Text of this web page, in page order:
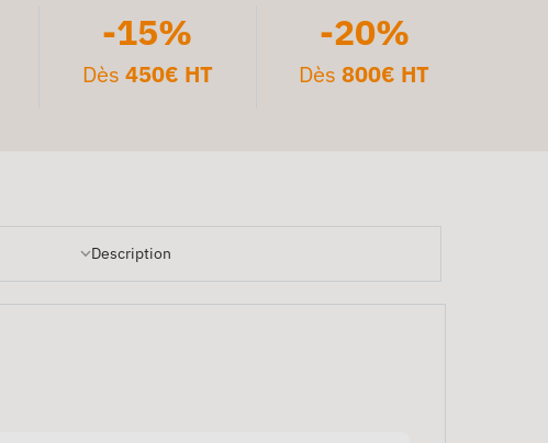
-15%
Dès 450€ HT
-20%
Dès800€ HT
Description